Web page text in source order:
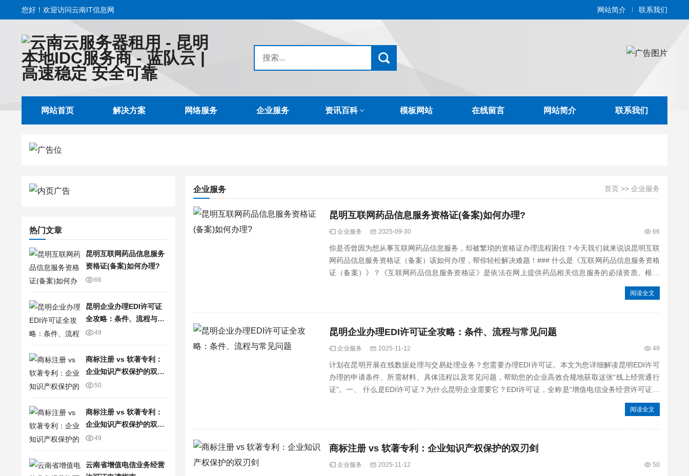
您好！欢迎访问云南IT信息网 网站简介 联系我们
网站首页 解决方案 网络服务 企业服务 资讯百科 模板网站 在线留言 网站简介 联系我们
热门文章
昆明互联网药品信息服务
资格证(备案)如何办理?
66
昆明企业办理EDI许可证
全攻略：条件、流程与常
见问题
49
商标注册 vs 软著专利：
企业知识产权保护的双刃
剑 50
商标注册 vs 软著专利：
企业知识产权保护的双刃
剑 49
云南省增值电信业务经营
首页 >> 企业服务
企业服务
昆明互联网药品信息服务资格证(备案)如何办理?
企业服务 2025-09-30 66
你是否曾因为想从事互联网药品信息服务，却被繁琐的资格证办理流程困住？今天我们就来说说昆明互联
网药品信息服务资格证（备案）该如何办理，帮你轻松解决难题！### 什么是《互联网药品信息服务资格
证（备案）》？《互联网药品信息服务资格证》是依法在网上提供药品相关信息服务的必须资质。根据
阅读全文
昆明企业办理EDI许可证全攻略：条件、流程与常见问题
企业服务 2025-11-12 49
计划在昆明开展在线数据处理与交易处理业务？您需要办理EDI许可证。本文为您详细解读昆明EDI许可
办理的申请条件、所需材料、具体流程以及常见问题，帮助您的企业高效合规地获取这张“线上经营通行
证”。一、 什么是EDI许可证？为什么昆明企业需要它？EDI许可证，全称是“增值电信业务经营许可证—
阅读全文
商标注册 vs 软著专利：企业知识产权保护的双刃剑
企业服务 2025-11-12 50